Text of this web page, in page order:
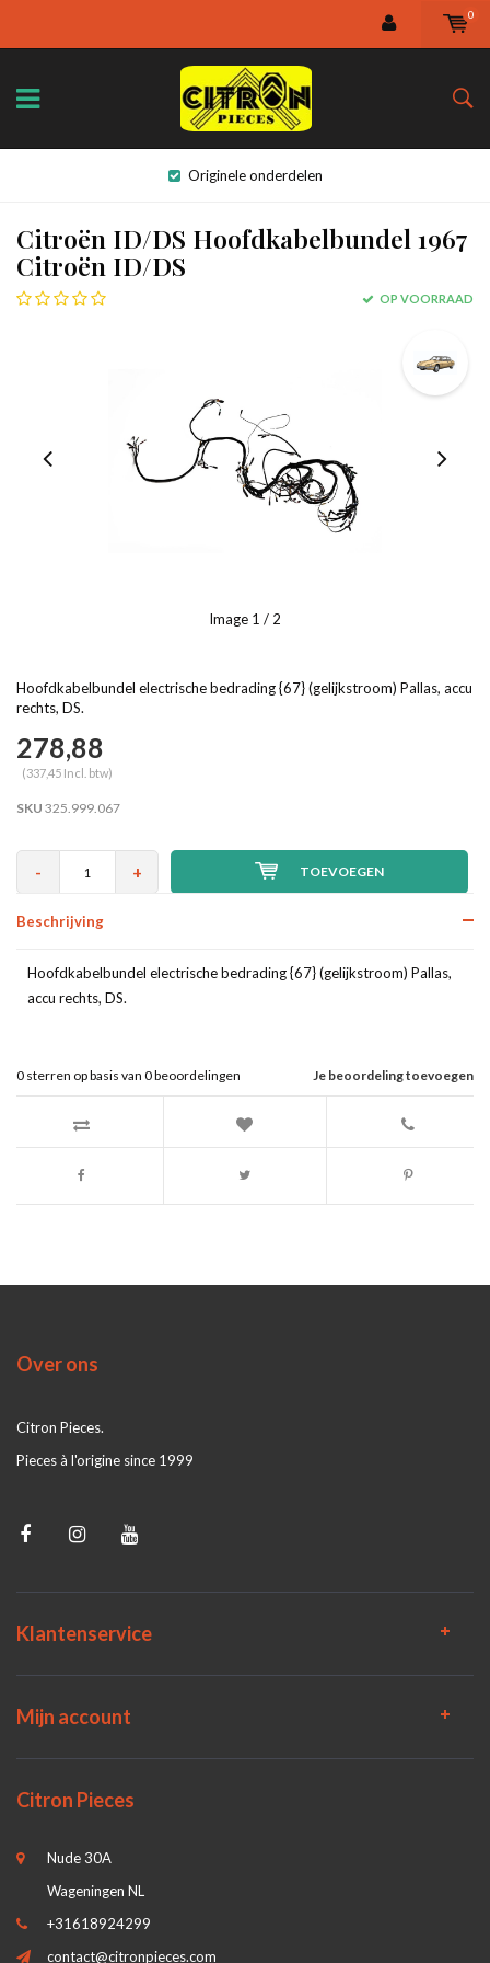
0
Originele onderdelen
Citroën ID/DS Hoofdkabelbundel 1967
Citroën ID/DS
OP VOORRAAD
Image 1 / 2
Hoofdkabelbundel electrische bedrading {67} (gelijkstroom) Pallas, accu
rechts, DS.
278,88
(337,45 Incl. btw)
SKU 325.999.067
- + TOEVOEGEN
Beschrijving
Hoofdkabelbundel electrische bedrading {67} (gelijkstroom) Pallas,
accu rechts, DS.
Je beoordeling toevoegen
0 sterren op basis van 0beoordelingen
Over ons
Citron Pieces.
Pieces à l'origine since 1999
Klantenservice
Mijn account
Citron Pieces
Nude 30A
Wageningen NL
+31618924299
contact@citronpieces.com